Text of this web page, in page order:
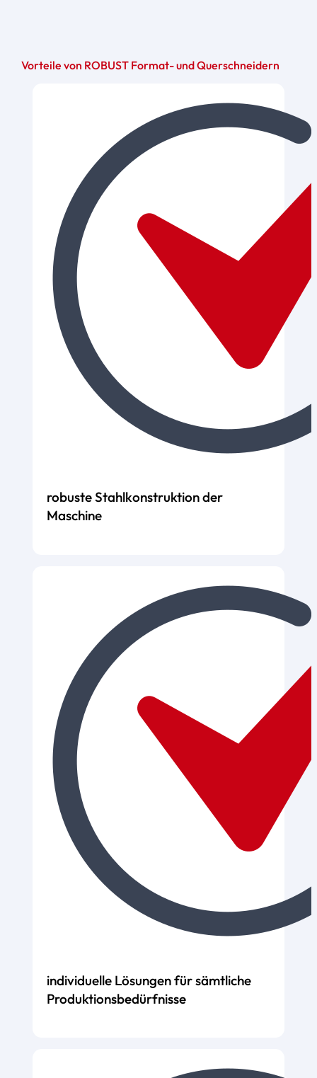
Vorteile von ROBUST Format- und Querschneidern
robuste Stahlkonstruktion der
Maschine
individuelle Lösungen für sämtliche
Produktionsbedürfnisse